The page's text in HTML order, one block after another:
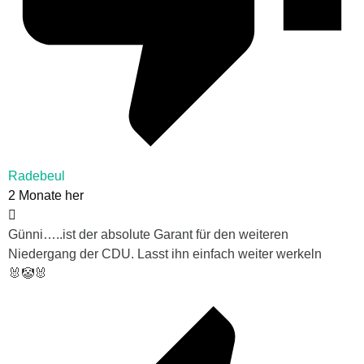
Radebeul
2 Monate her
Günni…..ist der absolute Garant für den weiteren
Niedergang der CDU. Lasst ihn einfach weiter werkeln
🐰🤡🐰